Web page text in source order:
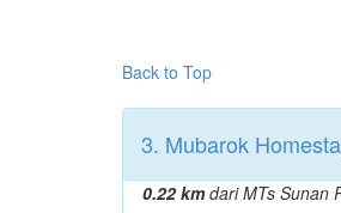
Back to Top
3. Mubarok
0.22 kmdari MTs Sunan